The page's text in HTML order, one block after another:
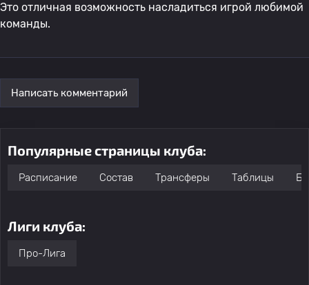
Это отличная возможность насладиться игрой любимой
команды.
Написать комментарий
Популярные страницы клуба:
Расписание Состав Трансферы Таблицы
Лиги клуба:
Про-Лига